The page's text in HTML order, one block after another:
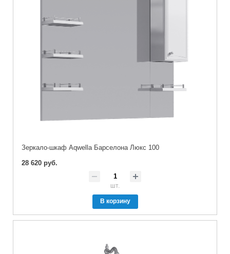
Зеркало-шкаф Aqwella Барселона Люкс 100
28 620 руб.
шт.
В корзину